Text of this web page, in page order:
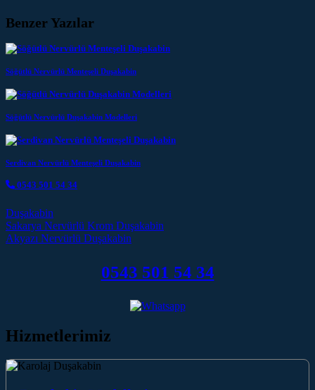
Benzer Yazılar
Söğütlü Nervürlü Menteşeli Duşakabin
Söğütlü Nervürlü Duşakabin Modelleri
Serdivan Nervürlü Menteşeli Duşakabin
0543 501 54 34
Duşakabin
Post navigation
Sakarya Nervürlü Krom Duşakabin
Akyazı Nervürlü Duşakabin
0543 501 54 34
Hizmetlerimiz